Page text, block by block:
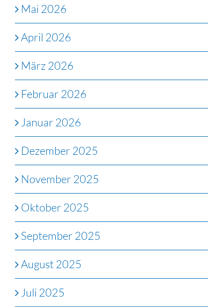
Mai 2026
April 2026
März 2026
Februar 2026
Januar 2026
Dezember 2025
November 2025
Oktober 2025
September 2025
August 2025
Juli 2025